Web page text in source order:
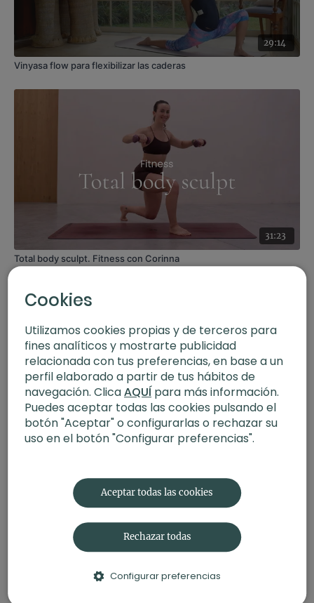
29:14
Vinyasa flow para flexibilizar las caderas
31:23
Total body sculpt. Fitness con Corinna
13:54
Cookies
Utilizamos cookies propias y de terceros para
fines analíticos y mostrarte publicidad
relacionada con tus preferencias, en base a un
perfil elaborado a partir de tus hábitos de
navegación. ClicaAQUÍpara más información.
Puedes aceptar todas las cookies pulsando el
botón "Aceptar" o configurarlas o rechazar su
uso en el botón "Configurar preferencias".
Aceptar todas las cookies
Rechazar todas
Configurar preferencias